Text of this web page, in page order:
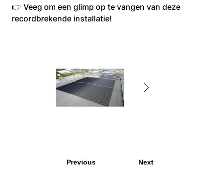
Previous Next
👉 Veeg om een glimp op te vangen van deze
recordbrekende installatie!